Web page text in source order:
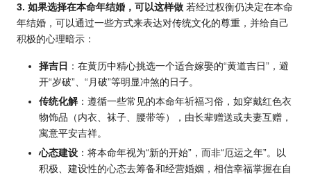
3. 如果选择在本命年结婚，可以这样做 若经过权衡仍决定在本命
年结婚，可以通过一些方式来表达对传统文化的尊重，并给自己
积极的心理暗示：
择吉日 ：在黄历中精心挑选一个适合嫁娶的“黄道吉日”，避
开“岁破”、“月破”等明显冲煞的日子。
传统化解：遵循一些常见的本命年祈福习俗，如穿戴红色衣
物饰品（内衣、袜子、腰带等），由长辈赠送或夫妻互赠，
寓意平安吉祥。
心态建设 ：将本命年视为“新的开始”，而非“厄运之年”。以
积极、建设性的心态去筹备和经营婚姻，相信幸福掌握在自